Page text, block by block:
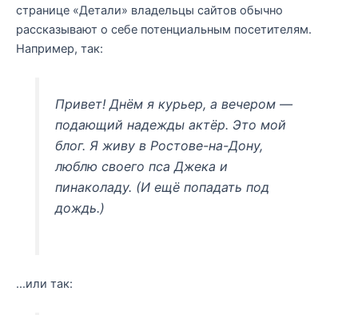
странице «Детали» владельцы сайтов обычно
рассказывают о себе потенциальным посетителям.
Например, так:
Привет! Днём я курьер, а вечером —
подающий надежды актёр. Это мой
блог. Я живу в Ростове-на-Дону,
люблю своего пса Джека и
пинаколаду. (И ещё попадать под
дождь.)
…или так: